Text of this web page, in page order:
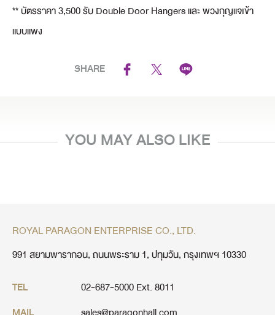
** บัตรราคา 3,500 รับ Double Door Hangers และ พวงกุญแจเข้า
แบบแพง
SHARE
YOU MAY ALSO LIKE
ROYAL PARAGON ENTERPRISE CO., LTD.
991 สยามพารากอน, ถนนพระราม 1, ปทุมวัน, กรุงเทพฯ 10330
TEL 02-687-5000 Ext. 8011